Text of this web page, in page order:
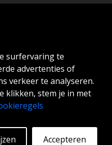
surfervaring te
advertenties of
verkeer te analyseren.
klikken, stem je in met
Accepteren
aanvragen